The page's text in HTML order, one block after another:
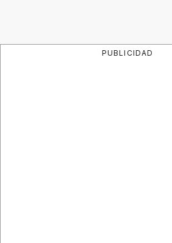
PUBLICIDAD